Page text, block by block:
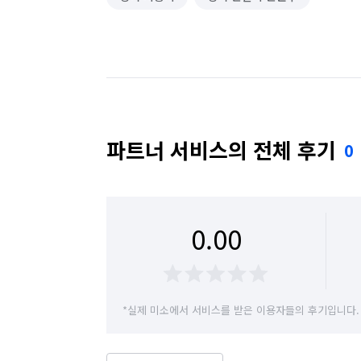
파트너 서비스의 전체 후기 0
0.00
*실제 미소에서 서비스를 받은 이용자들의 후기입니다.